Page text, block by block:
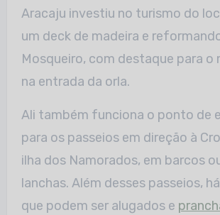
Aracaju investiu no turismo do
um deck de madeira e
Mosqueiro, com destaque para o
na entrada da orla.
Ali também funciona o ponto de
para os passeios em direção à
ilha dos Namorados, em barcos
lanchas. Além desses passeios,
que podem ser alugados e